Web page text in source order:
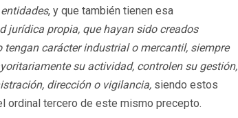
, y que también tienen esa
jurídica propia, que hayan sido creados
carácter industrial o mercantil, siempre
su actividad, controlen su gestión,
dirección o vigilancia, siendo estos
ordinal tercero de este mismo precepto.